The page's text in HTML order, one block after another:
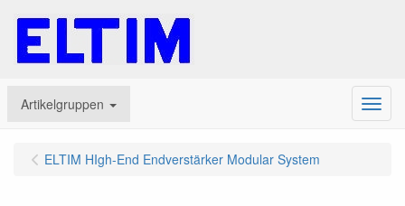
Artikelgruppen Menu
ELTIM HIgh-End Endverstärker Modular System